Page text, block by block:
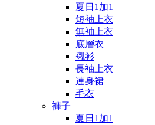
夏日1加1
短袖上衣
無袖上衣
底層衣
襯衫
長袖上衣
連身裙
毛衣
褲子
夏日1加1